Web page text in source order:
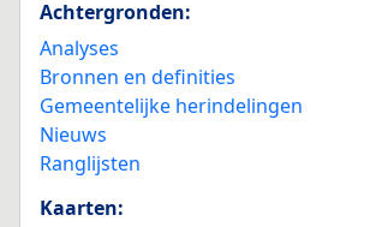
Achtergronden:
Analyses
Bronnen en definities
Gemeentelijke herindelingen
Nieuws
Ranglijsten
Kaarten: